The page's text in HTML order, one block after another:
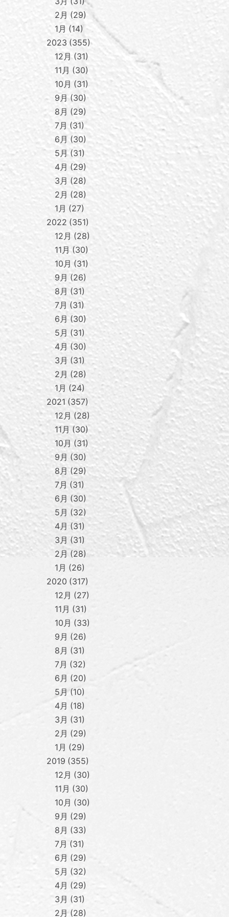
2月
29
1月
14
2023 355
12月 31
11月
30
10月
31
9月 30
8月
29
7月
31
6月
30
5月 31
4月
29
3月
28
2月
28
1月
27
2022 351
12月
28
11月
30
10月
31
9月
26
8月
31
7月
31
6月
30
5月
31
4月
30
3月 31
2月
28
1月
24
2021 357
12月
28
11月
30
10月
31
9月
30
8月
29
7月
31
6月
30
5月
32
4月
31
3月
31
2月
28
1月
26
2020 317
12月
27
11月
31
10月
33
9月
26
8月
31
7月
32
6月
20
5月 10
4月
18
3月
31
2月
29
1月
29
2019 355
12月
30
11月
30
10月
30
9月
29
8月
33
7月
31
6月
29
5月
32
4月
29
3月
31
2月 28